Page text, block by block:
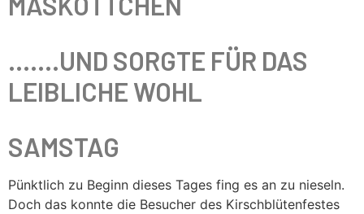
…….UND SORGTE FÜR DAS
LEIBLICHE WOHL
SAMSTAG
Pünktlich zu Beginn dieses Tages fing es an zu nieseln.
Doch das konnte die Besucher des Kirschblütenfestes